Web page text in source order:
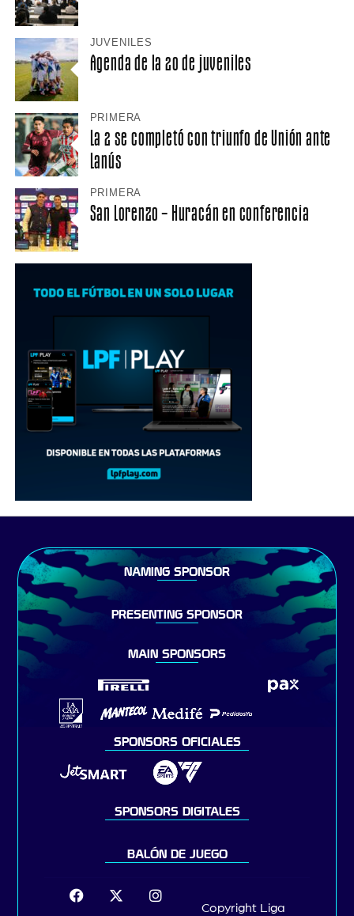
JUVENILES
Agenda de la 20 de juveniles
PRIMERA
La 2 se completó con triunfo de Unión ante
Lanús
PRIMERA
San Lorenzo – Huracán en conferencia
NAMING SPONSOR
PRESENTING SPONSOR
MAIN SPONSORS
SPONSORS OFICIALES
SPONSORS DIGITALES
BALÓN DE JUEGO
Copyright Liga